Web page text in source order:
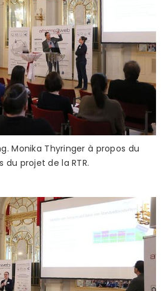
Monika Thyringer à propos du
du projet de la RTR.